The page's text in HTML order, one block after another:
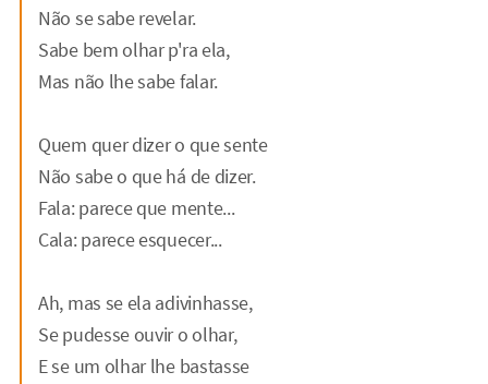
Não se sabe revelar.
Sabe bem olhar p'ra ela,
Mas não lhe sabe falar.
Quem quer dizer o que sente
Não sabe o que há de dizer.
Fala: parece que mente...
Cala: parece esquecer...
Ah, mas se ela adivinhasse,
Se pudesse ouvir o olhar,
E se um olhar lhe bastasse